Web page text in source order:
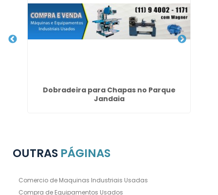
Dobradeira para Chapas no Parque
Jandaia
OUTRAS PÁGINAS
Comercio de Maquinas Industriais Usadas
Compra de Equipamentos Usados